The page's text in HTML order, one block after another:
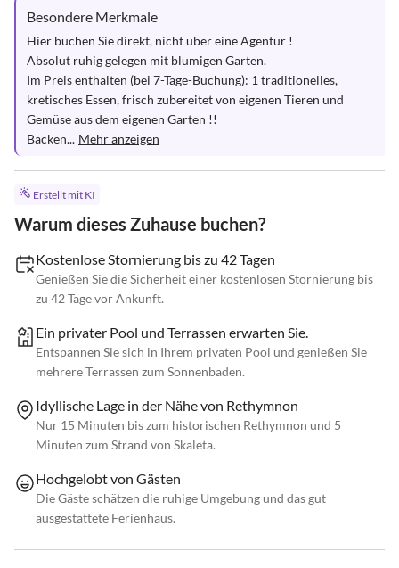
Besondere Merkmale
Hier buchen Sie direkt, nicht über eine Agentur !
Absolut ruhig gelegen mit blumigen Garten.
Im Preis enthalten (bei 7-Tage-Buchung): 1 traditionelles,
kretisches Essen, frisch zubereitet von eigenen Tieren und
Gemüse aus dem eigenen Garten !!
Backen... Mehr anzeigen
Erstellt mit KI
Warum dieses Zuhause buchen?
Kostenlose Stornierung bis zu 42 Tagen
Genießen Sie die Sicherheit einer kostenlosen Stornierung bis
zu 42 Tage vor Ankunft.
Ein privater Pool und Terrassen erwarten Sie.
Entspannen Sie sich in Ihrem privaten Pool und genießen Sie
mehrere Terrassen zum Sonnenbaden.
Idyllische Lage in der Nähe von Rethymnon
Nur 15 Minuten bis zum historischen Rethymnon und 5
Minuten zum Strand von Skaleta.
Hochgelobt von Gästen
Die Gäste schätzen die ruhige Umgebung und das gut
ausgestattete Ferienhaus.